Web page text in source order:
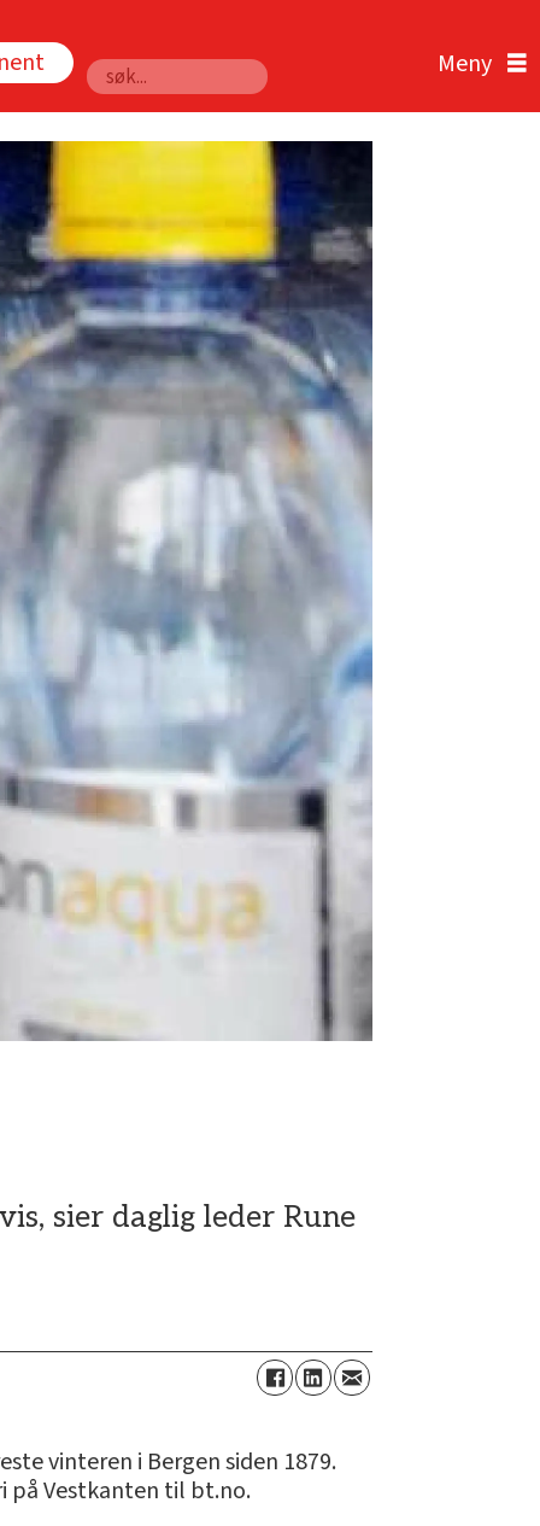
Søk
sier daglig leder Rune
vinteren i Bergen siden 1879.
på Vestkanten til bt.no.